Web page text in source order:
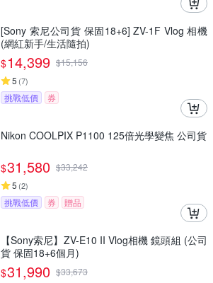
[Sony 索尼公司貨 保固18+6] ZV-1F Vlog 相機
(網紅新手/生活隨拍)
$14,399 $15,156
5 (7)
挑戰低價 券
Nikon COOLPIX P1100 125倍光學變焦 公司貨
$31,580 $33,242
5 (2)
挑戰低價 券 贈品
【Sony索尼】ZV-E10 II Vlog相機 鏡頭組 (公司
貨 保固18+6個月)
$31,990 $33,673